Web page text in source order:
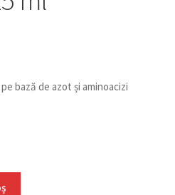
bază de azot și aminoacizi